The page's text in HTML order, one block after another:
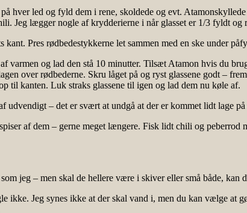
hver led og fyld dem i rene, skoldede og evt.
Jeg lægger nogle af krydderierne i når glasset er 1/3 fyldt og
Pres rødbedestykkerne let sammen med en ske under
varmen og lad den stå 10 minutter. Tilsæt Atamon hvis du
over rødbederne. Skru låget på og ryst glassene godt –
til kanten. Luk straks glassene til igen og lad dem nu køle af.
udvendigt – det er svært at undgå at der er kommet lidt lage på
af dem – gerne meget længere. Fisk lidt chili og peberrod
jeg – men skal de hellere være i skiver eller små både, kan
ikke. Jeg synes ikke at der skal vand i, men du kan vælge at